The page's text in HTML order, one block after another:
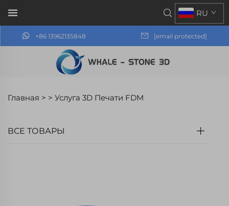
+86 13962135848 [email protected]
RU
Главная > > Услуга 3D Печати FDM
ВСЕ ТОВАРЫ